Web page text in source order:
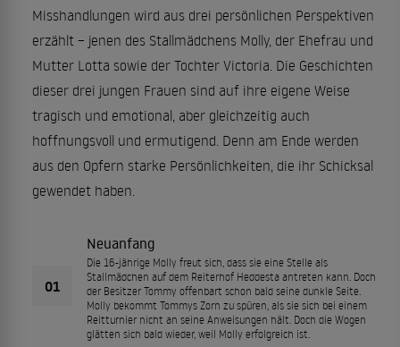
Misshandlungen wird aus drei persönlichen Perspektiven
erzählt – jenen des Stallmädchens Molly, der Ehefrau und
Mutter Lotta sowie der Tochter Victoria. Die Geschichten
dieser drei jungen Frauen sind auf ihre eigene Weise
tragisch und emotional, aber gleichzeitig auch
hoffnungsvoll und ermutigend. Denn am Ende werden
aus den Opfern starke Persönlichkeiten, die ihr Schicksal
gewendet haben.
01
Neuanfang
Die 16-jährige Molly freut sich, dass sie eine Stelle als
Stallmädchen auf dem Reiterhof Heddesta antreten kann. Doch
der Besitzer Tommy offenbart schon bald seine dunkle Seite.
Molly bekommt Tommys Zorn zu spüren, als sie sich bei einem
Reitturnier nicht an seine Anweisungen hält. Doch die Wogen
glätten sich bald wieder, weil Molly erfolgreich ist.